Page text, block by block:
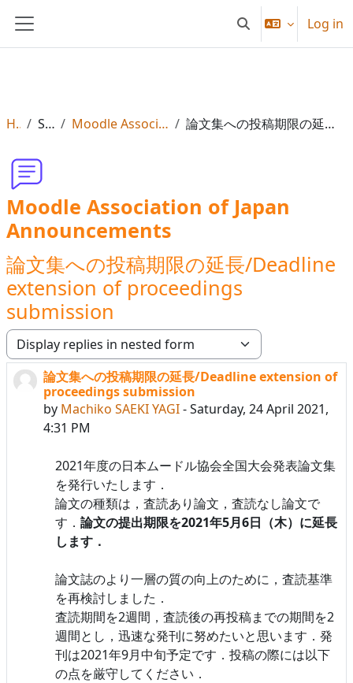
Side panel Toggle search input
Log in
Home Site pages Moodle Association of Japan Announcements 論文集への投稿期限の延長/Deadline extension of proceedings submission
Moodle Association of Japan
Announcements
論文集への投稿期限の延長/Deadline
extension of proceedings
submission
Display mode
論文集への投稿期限の延長/Deadline extension of
proceedings submission
by Machiko SAEKI YAGI-Saturday, 24 April 2021,
4:31 PM
Number of replies: 0
2021年度の日本ムードル協会全国大会発表論文集
を発行いたします．
論文の種類は，査読あり論文，査読なし論文で
す． 論文の提出期限を2021年5月6日（木）に延長
します．
論文誌のより一層の質の向上のために，査読基準
を再検討しました．
査読期間を2週間，査読後の再投稿までの期間を2
週間とし，迅速な発刊に努めたいと思います．発
刊は2021年9月中旬予定です．投稿の際には以下
の点を厳守してください．